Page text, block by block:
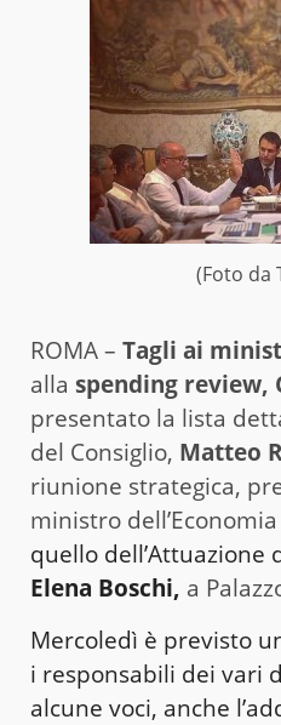
(Foto da
ROMA – Tagli ai
alla spending review,
presentato la lista
del Consiglio, Matteo
riunione strategica,
ministro dell’Economia
quello dell’Attuazione
Elena Boschi, a
Mercoledì è previsto
i responsabili dei vari
alcune voci, anche